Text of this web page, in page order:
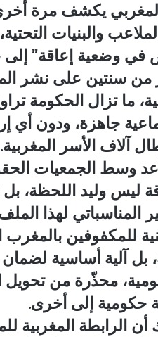
المغربي يكشف مرة
والبنيات
وضعية إعاقة” إلى
من سنتين على نشر
ما تزال الحكومة
جاهزة، ودون أي
آلاف الأسر المغربية.
وسط الجمعيات
ليس وليد اللحظة،
المناسباتي لهذا
للمكفوفين بالمغرب
بل آلية أساسية
محذّرة من
حكومية إلى أخرى.
أن الرابطة المغربية